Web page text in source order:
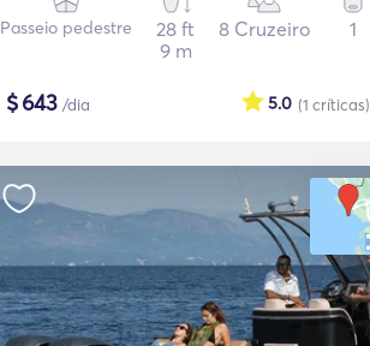
Passeio pedestre
28 ft
9 m
8 Cruzeiro 1
$643 /dia (1 críticas)
5.0